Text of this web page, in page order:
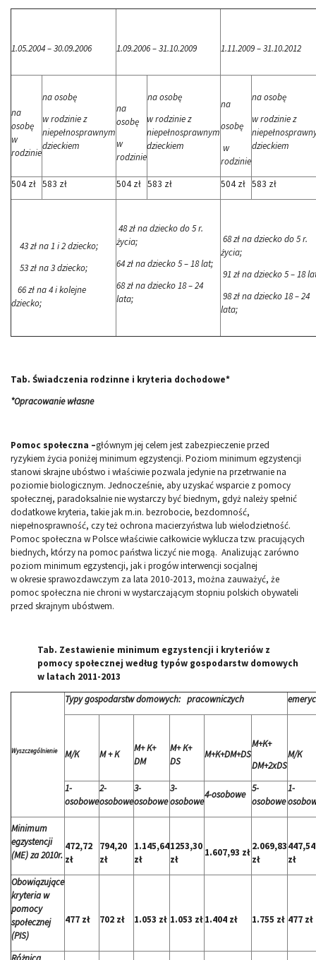
1.05.2004 – 30.09.2006 1.09.2006 – 31.10.2009 1.11.2009 – 31.10.2012
na
osobę
w
rodzinie
na osobę
w rodzinie z
niepełnosprawnym
dzieckiem
na
osobę
w
rodzinie
na osobę
w rodzinie z
niepełnosprawnym
dzieckiem
na
osobę
w
rodzinie
na osobę
w rodzinie z
dzieckiem
504 zł 583 zł 504 zł 583 zł 504 zł 583 zł
43 zł na 1 i 2 dziecko;
53 zł na 3 dziecko;
66 zł na 4 i kolejne
dziecko;
48 zł na dziecko do 5 r.
życia;
64 zł na dziecko 5 – 18 lat;
68 zł na dziecko 18 – 24
lata;
68 zł na dziecko do 5 r.
życia;
91 zł na dziecko 5 – 18
98 zł na dziecko 18 – 24
lata;
Tab. Świadczenia rodzinne i kryteria dochodowe*
*Opracowanie własne
Pomoc społeczna –głównym jej celem jest zabezpieczenie przed
ryzykiem życia poniżej minimum egzystencji. Poziom minimum egzystencji
stanowi skrajne ubóstwo i właściwie pozwala jedynie na przetrwanie na
poziomie biologicznym. Jednocześnie, aby uzyskać wsparcie z pomocy
społecznej, paradoksalnie nie wystarczy być biednym, gdyż należy spełnić
dodatkowe kryteria, takie jak m.in. bezrobocie, bezdomność,
niepełnosprawność, czy też ochrona macierzyństwa lub wielodzietność.
Pomoc społeczna w Polsce właściwie całkowicie wyklucza tzw. pracujących
biednych, którzy na pomoc państwa liczyć nie mogą. Analizując zarówno
poziom minimum egzystencji, jak i progów interwencji socjalnej
w okresie sprawozdawczym za lata 2010-2013, można zauważyć, że
pomoc społeczna nie chroni w wystarczającym stopniu polskich obywateli
przed skrajnym ubóstwem.
Tab. Zestawienie minimum egzystencji i kryteriów z
pomocy społecznej według typów gospodarstw domowych
w latach 2011-2013
Wyszczególnienie
Typy gospodarstw domowych: pracowniczych
M/K M + K
M+ K+
DM
M+ K+
DS
M+K+DM+DS
M+K+
DM+2xDS
M/K
1-
osobowe
2-
osobowe
3-
osobowe
3-
osobowe
4-osobowe
5-
osobowe
1-
Minimum
egzystencji
(ME) za 2010r.
472,72
zł
794,20
zł
1.145,64
zł
1253,30
zł
1.607,93 zł
2.069,83
zł
447,54
zł
Obowiązujące
kryteria w
pomocy
społecznej
(PIS)
477 zł 702 zł 1.053 zł 1.053 zł 1.404 zł 1.755 zł 477 zł